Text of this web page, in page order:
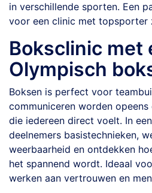
in verschillende sporten. Een
voor een clinic met topsporter
Boksclinic met
Olympisch
Boksen is perfect voor
communiceren worden
die iedereen direct voelt. In
deelnemers basis­technieken,
weerbaarheid en ontdekken
het spannend wordt. Ideaal
werken aan vertrouwen en